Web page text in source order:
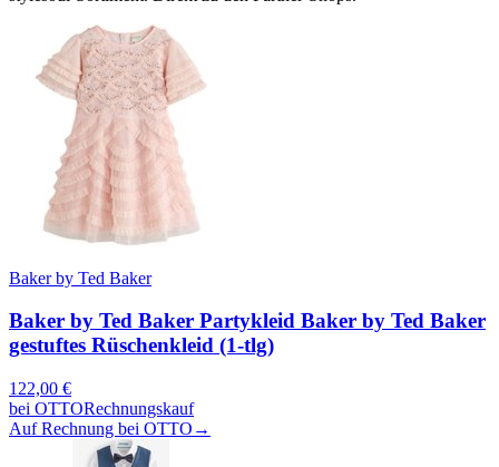
Baker by Ted Baker
Baker by Ted Baker Partykleid Baker by Ted Baker
gestuftes Rüschenkleid (1-tlg)
122,00 €
bei OTTORechnungskauf
Auf Rechnung bei OTTO →